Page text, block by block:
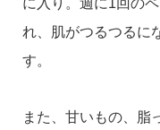
に入り。週に1回の
れ、肌がつるつるに
す。
また、甘いもの、脂